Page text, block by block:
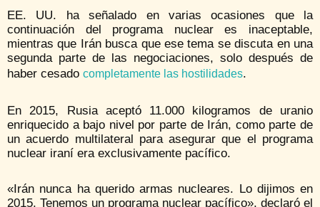
EE. UU. ha señalado en varias ocasiones que la
continuación del programa nuclear es inaceptable,
mientras que Irán busca que ese tema se discuta en una
segunda parte de las negociaciones, solo después de
haber cesado completamente las hostilidades.
En 2015, Rusia aceptó 11.000 kilogramos de uranio
enriquecido a bajo nivel por parte de Irán, como parte de
un acuerdo multilateral para asegurar que el programa
nuclear iraní era exclusivamente pacífico.
«Irán nunca ha querido armas nucleares. Lo dijimos en
2015. Tenemos un programa nuclear pacífico», declaró el